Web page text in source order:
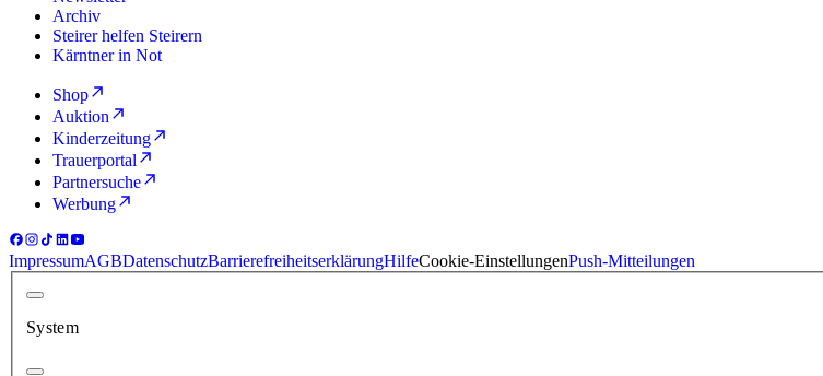
Archiv
Steirer helfen Steirern
Kärntner in Not
Shop
Auktion
Kinderzeitung
Trauerportal
Partnersuche
Werbung
ImpressumAGBDatenschutzBarrierefreiheitserklärungHilfeCookie-EinstellungenPush-Mitteilungen
System